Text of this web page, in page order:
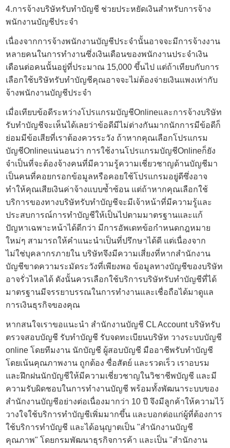
4.การจ้างบริษัทรับทำบัญชี ช่วยประหยัดเงินสำหรับการจ้าง
พนักงานบัญชีประจำ
เนื่องจากการจ้างพนักงานบัญชีประจำนั้นอาจจะมีการจ้างงาน
หลายคนในการทำงานซึ่งเงินเดือนของพนักงานประจำเงิน
เดือนต่อคนนั้นอยู่ที่ประมาณ 15,000 ขึ้นไป แต่ถ้าเทียบกับการ
เลือกใช้บริษัทรับทำบัญชีคุณอาจจะไม่ต้องจ่ายเงินแพงเท่ากับ
จ้างพนักงานบัญชีประจำ
เมื่อเทียบข้อดีระหว่างโปรแกรมบัญชีOnlineและการจ้างบริษัท
รับทำบัญชีจะเห็นได้เลยว่าข้อดีมีไม่ต่างกันมากนักการมีข้อดีก็
ย่อมมีข้อเสียที่เราต้องควรระวัง ถ้าหากคุณเลือกโปรแกรม
บัญชีOnlineแน่นอนว่า การใช้งานโปรแกรมบัญชีOnlineก็ยัง
จำเป็นที่จะต้องจ้างคนที่มีความรู้ความเชี่ยวชาญด้านบัญชีมา
เป็นคนที่คอยกรอกข้อมูลหรือคอยใช้โปรแกรมอยู่ดีซึ่งอาจ
ทำให้คุณเสียเงินค่าจ้างแบบซ้ำซ้อน แต่ถ้าหากคุณเลือกใช้
บริการของทางบริษัทรับทำบัญชีจะมีเจ้าหน้าที่มีความรู้และ
ประสบการณ์การทำบัญชีให้เป็นไปตามมาตรฐานและแก้
ปัญหาเฉพาะหน้าได้ดีกว่า มีการอัพเดทข้อกำหนดกฎหมาย
ใหม่ๆ สามารถให้คำแนะนำเป็นที่ปรึกษาได้ดี แต่เนื่องจาก
ไม่ใช่บุคลากรภายใน บริษัทจึงมีความเสี่ยงที่หากสำนักงาน
บัญชีขาดความระมัดระวังที่เพียงพอ ข้อมูลทางบัญชีของบริษัท
อาจรั่วไหลได้ ดังนั้นควรเลือกใช้บริการบริษัทรับทำบัญชีที่ได้
มาตรฐานมีจรรยาบรรณในการทำงานและเชื่อถือได้มาดูแล
การเงินธุรกิจของคุณ
หากสนใจเราขอแนะนำ สำนักงานบัญชี CL Account บริษัทรับ
ตรวจสอบบัญชี รับทำบัญชี รับจดทะเบียนบริษัท วางระบบบัญชี
online โดยทีมงาน นักบัญชี ผู้สอบบัญชี มืออาชีพรับทำบัญชี
โดยเน้นคุณภาพงาน ถูกต้อง ซื่อสัตย์ และรวดเร็ว เราอบรม
และฝึกฝนนักบัญชีให้มีความเชี่ยวชาญในวิชาชีพบัญชี และมี
ความรับผิดชอบในการทำงานบัญชี พร้อมทั้งพัฒนาระบบของ
สำนักงานบัญชีอย่างต่อเนื่องมากว่า 10 ปี จึงมีลูกค้าให้ความไว้
วางใจใช้บริการทำบัญชีเพิ่มมากขึ้น และบอกต่อแก่ผู้ที่ต้องการ
ใช้บริการทำบัญชี และได้อนุญาตเป็น "สำนักงานบัญชี
คุณภาพ" โดยกรมพัฒนาธุรกิจการค้า และเป็น "สำนักงาน